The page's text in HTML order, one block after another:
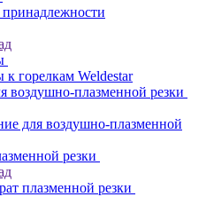
горелкам Weldestar
воздушно-плазменной резки
для воздушно-плазменной
резки
плазменной резки